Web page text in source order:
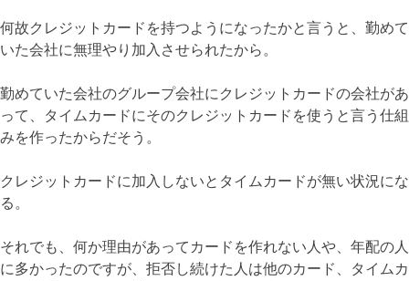
何故クレジットカードを持つようになったかと言うと、勤めて
いた会社に無理やり加入させられたから。
勤めていた会社のグループ会社にクレジットカードの会社があ
って、タイムカードにそのクレジットカードを使うと言う仕組
みを作ったからだそう。
クレジットカードに加入しないとタイムカードが無い状況にな
る。
それでも、何か理由があってカードを作れない人や、年配の人
に多かったのですが、拒否し続けた人は他のカード、タイムカ